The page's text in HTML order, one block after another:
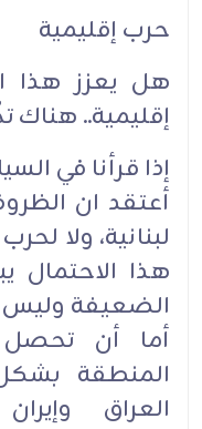
حرب إقليمية
هل يعزز هذا
إقليمية..
إذا قرأنا في
أعتقد ان
لبنانية، ولا
هذا الاحتمال
الضعيفة وليس
أما أن تحصل
المنطقة
العراق